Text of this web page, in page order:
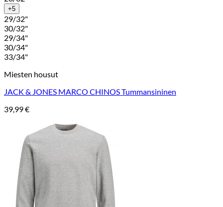
+5
29/32"
30/32"
29/34"
30/34"
33/34"
Miesten housut
JACK & JONES MARCO CHINOS Tummansininen
39,99€